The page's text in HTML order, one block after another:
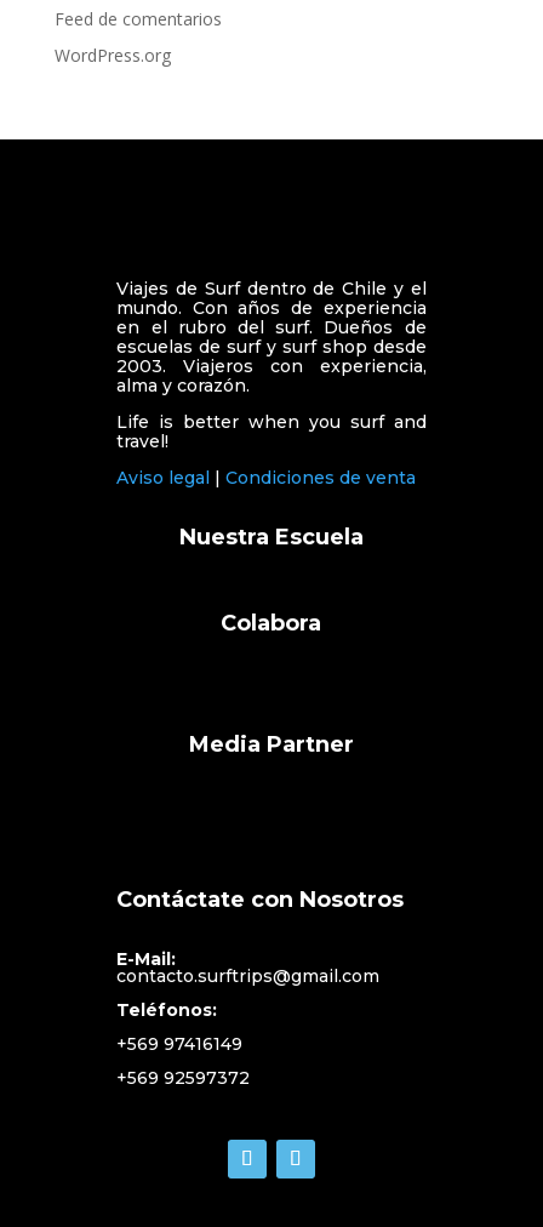
Feed de comentarios
WordPress.org
Viajes de Surf dentro de Chile y el
mundo. Con años de experiencia
en el rubro del surf. Dueños de
escuelas de surf y surf shop desde
2003. Viajeros con experiencia,
alma y corazón.
Life is better when you surf and
travel!
Aviso legal |Condiciones de venta
Nuestra Escuela
Colabora
Media Partner
Contáctate con Nosotros
E-Mail:
contacto.surftrips@gmail.com
Teléfonos:
+569 97416149
+569 92597372